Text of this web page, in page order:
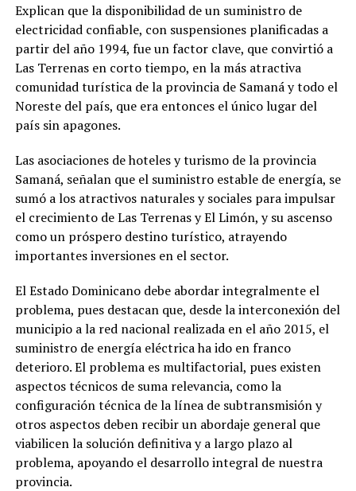
Explican que la disponibilidad de un suministro de
electricidad confiable, con suspensiones planificadas a
partir del año 1994, fue un factor clave, que convirtió a
Las Terrenas en corto tiempo, en la más atractiva
comunidad turística de la provincia de Samaná y todo el
Noreste del país, que era entonces el único lugar del
país sin apagones.
Las asociaciones de hoteles y turismo de la provincia
Samaná, señalan que el suministro estable de energía, se
sumó a los atractivos naturales y sociales para impulsar
el crecimiento de Las Terrenas y El Limón, y su ascenso
como un próspero destino turístico, atrayendo
importantes inversiones en el sector.
El Estado Dominicano debe abordar integralmente el
problema, pues destacan que, desde la interconexión del
municipio a la red nacional realizada en el año 2015, el
suministro de energía eléctrica ha ido en franco
deterioro. El problema es multifactorial, pues existen
aspectos técnicos de suma relevancia, como la
configuración técnica de la línea de subtransmisión y
otros aspectos deben recibir un abordaje general que
viabilicen la solución definitiva y a largo plazo al
problema, apoyando el desarrollo integral de nuestra
provincia.